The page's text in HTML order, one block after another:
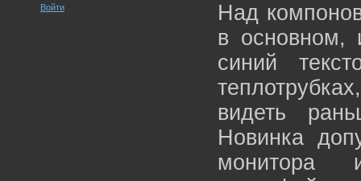
Войти
Над
в основном,
синий
видеть
Новинка
монитора